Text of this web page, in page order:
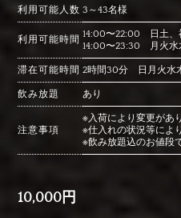
利用可能人数 3～43名様
利用可能時間
14:00〜22:00 日土、
14:00〜23:30 月火水
滞在可能時間 2時間30分 日月火水
飲み放題 あり
注意事項
※入荷により変更があ
※仕入れの状況等によ
※飲み放題込のお値段
10,000円